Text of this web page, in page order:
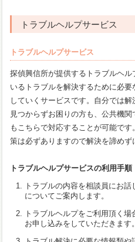
トラブルヘルプサービス
トラブルヘルプサービス
探偵興信所が提供するトラブルヘ
いるトラブルを解決するために必
していくサービスです。自分では
見つからずお困りの方も、公共機
もこちらで対応することが可能で
策は必ずありますので解決を諦めず
トラブルヘルプサービスの利用手順
トラブルの内容を相談員にお
についてご案内します。
トラブルヘルプをご利用頂く
お申し込みをしていただきます。